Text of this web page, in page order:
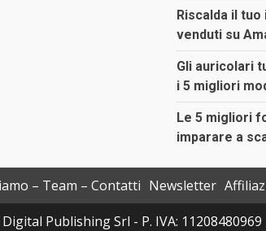
Riscalda il
venduti su
Gli auricolari
i 5 migliori
Le 5 migliori
imparare a
– Team – Contatti Newsletter
Publishing Srl - P. IVA: 11208480969